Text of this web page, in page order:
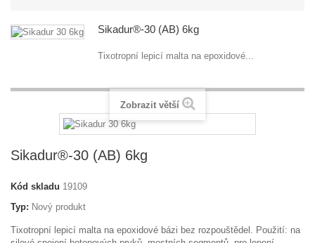
Sikadur®-30 (AB) 6kg
Tixotropní lepicí malta na epoxidové...
Zobrazit větší
Sikadur®-30 (AB) 6kg
Kód skladu 19109
Typ: Nový produkt
Tixotropní lepicí malta na epoxidové bázi bez rozpouštědel. Použití: na